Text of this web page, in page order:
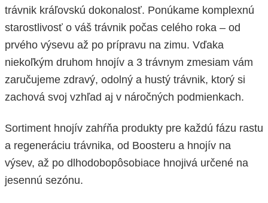
trávnik kráľovskú dokonalosť. Ponúkame komplexnú
starostlivosť o váš trávnik počas celého roka – od
prvého výsevu až po prípravu na zimu. Vďaka
niekoľkým druhom hnojív a 3 trávnym zmesiam vám
zaručujeme zdravý, odolný a hustý trávnik, ktorý si
zachová svoj vzhľad aj v náročných podmienkach.
Sortiment hnojív zahŕňa produkty pre každú fázu rastu
a regeneráciu trávnika, od Boosteru a hnojív na
výsev, až po dlhodobopôsobiace hnojivá určené na
jesennú sezónu.